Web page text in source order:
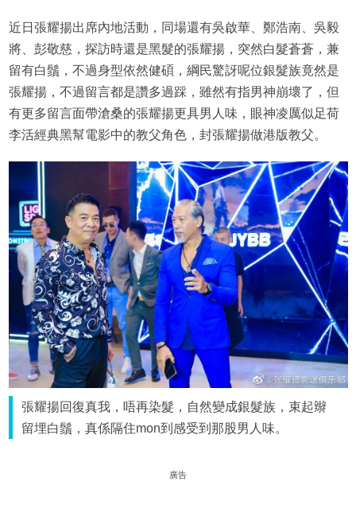
近日張耀揚出席內地活動，同場還有吳啟華、鄭浩南、吳毅
將、彭敬慈，探訪時還是黑髮的張耀揚，突然白髮蒼蒼，兼
留有白鬚，不過身型依然健碩，綱民驚訝呢位銀髮族竟然是
張耀揚，不過留言都是讚多過踩，雖然有指男神崩壞了，但
有更多留言面帶滄桑的張耀揚更具男人味，眼神凌厲似足荷
李活經典黑幫電影中的教父角色，封張耀揚做港版教父。
張耀揚回復真我，唔再染髮，自然變成銀髮族，束起辮
留埋白鬚，真係隔住mon到感受到那股男人味。
廣告